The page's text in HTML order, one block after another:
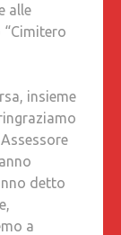
alle
insieme
detto
a